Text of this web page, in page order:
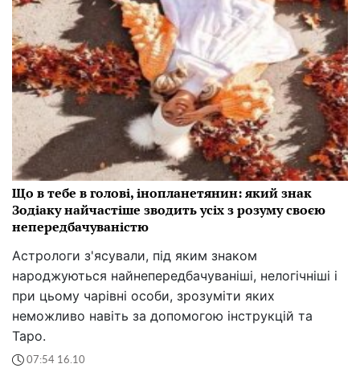
Що в тебе в голові, інопланетянин: який знак
Зодіаку найчастіше зводить усіх з розуму своєю
непередбачуваністю
Астрологи з'ясували, під яким знаком
народжуються найнепередбачуваніші, нелогічніші і
при цьому чарівні особи, зрозуміти яких
неможливо навіть за допомогою інструкцій та
Таро.
07:54 16.10